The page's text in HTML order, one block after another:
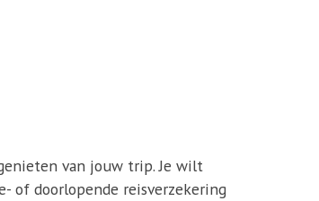
van jouw trip. Je wilt
of doorlopende reisverzekering